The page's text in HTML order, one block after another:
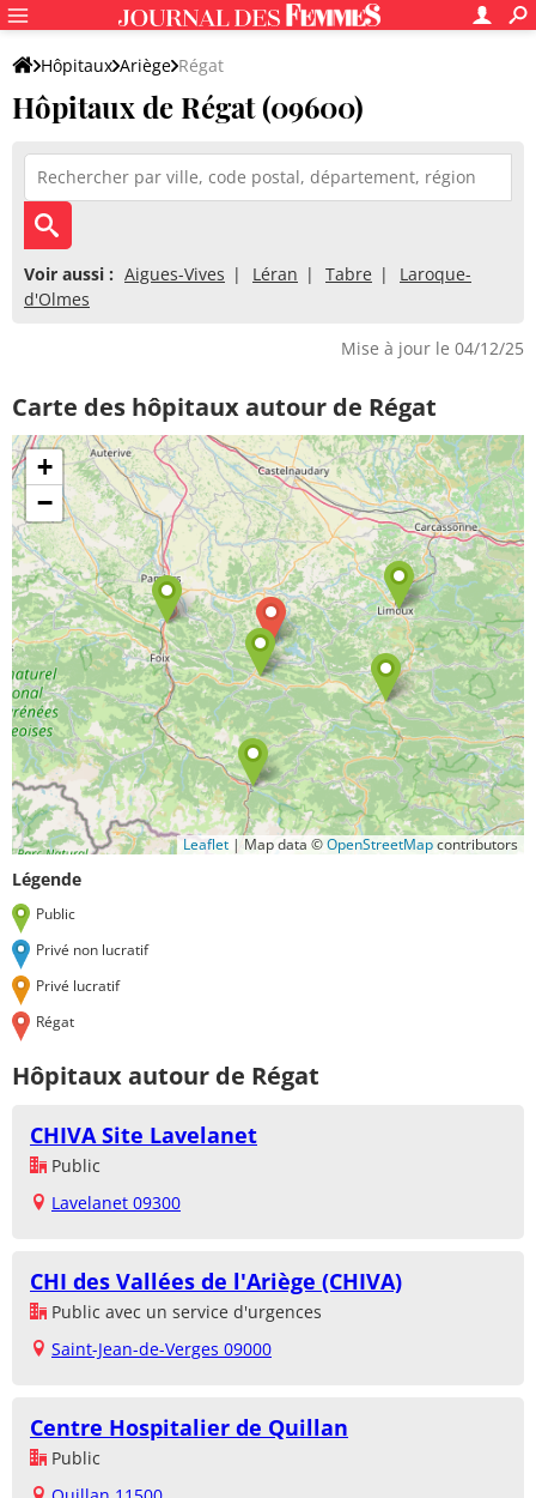
Hôpitaux Ariège Régat
Hôpitaux de Régat (09600)
Voir aussi : Aigues-Vives Léran Tabre
Laroque-
d'Olmes
Mise à jour le 04/12/25
Carte des hôpitaux autour de Régat
+
−
Leaflet | Map data ©OpenStreetMapcontributors
Légende
Public
Privé non lucratif
Privé lucratif
Régat
Hôpitaux autour de Régat
CHIVA Site Lavelanet
Public
Lavelanet 09300
CHI des Vallées de l'Ariège (CHIVA)
Public avec un service d'urgences
Saint-Jean-de-Verges 09000
Centre Hospitalier de Quillan
Public